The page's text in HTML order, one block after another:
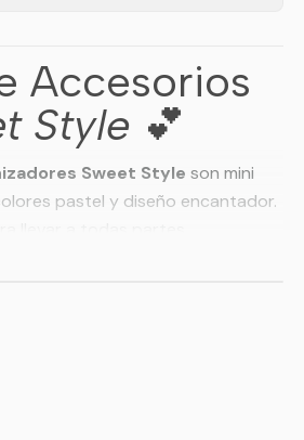
Accesorios
Style 💕
Sweet Style son mini
pastel y diseño encantador.